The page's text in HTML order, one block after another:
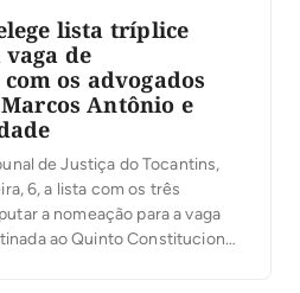
lista tríplice
de
os advogados
Antônio e
de Justiça do Tocantins,
6, a lista com os três
a nomeação para a vaga
ao Quinto Constitucional.